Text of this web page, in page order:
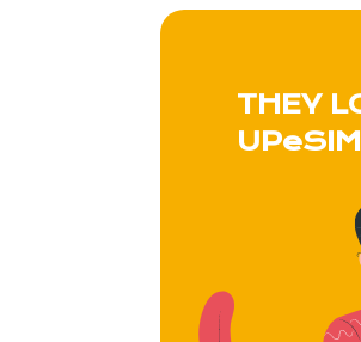
THEY
UPeSIM